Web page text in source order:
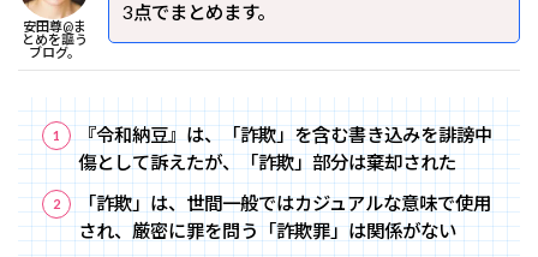
安田尊@ま
とめを謳う
ブログ。
3点でまとめます。
『令和納豆』は、「詐欺」を含む書き込みを誹謗中
傷として訴えたが、「詐欺」部分は棄却された
「詐欺」は、世間一般ではカジュアルな意味で使用
され、厳密に罪を問う「詐欺罪」は関係がない